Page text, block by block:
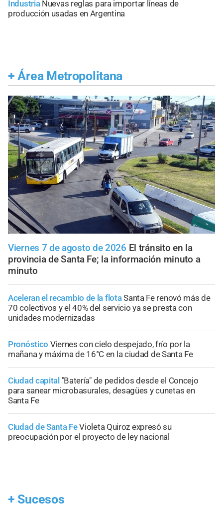
Industria Nuevas reglas para importar líneas de
producción usadas en Argentina
+ Área Metropolitana
Viernes 7 de agosto de 2026 El tránsito en la
provincia de Santa Fe; la información minuto a
minuto
Aceleran el recambio de la flotaSanta Fe renovó más de
70 colectivos y el 40% del servicio ya se presta con
unidades modernizadas
Pronóstico Viernes con cielo despejado, frío por la
mañana y máxima de 16°C en la ciudad de Santa Fe
Ciudad capital "Batería" de pedidos desde el Concejo
para sanear microbasurales, desagües y cunetas en
Santa Fe
Ciudad de Santa FeVioleta Quiroz expresó su
preocupación por el proyecto de ley nacional
+ Sucesos